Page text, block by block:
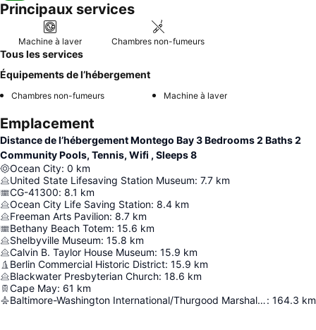
Principaux services
Machine à laver Chambres non-fumeurs
Tous les services
Équipements de l’hébergement
Chambres non-fumeurs Machine à laver
Emplacement
Distance de l’hébergement Montego Bay 3 Bedrooms 2 Baths 2
Community Pools, Tennis, Wifi , Sleeps 8
Ocean City: 0 km
United State Lifesaving Station Museum: 7.7 km
CG-41300: 8.1 km
Ocean City Life Saving Station: 8.4 km
Freeman Arts Pavilion: 8.7 km
Bethany Beach Totem: 15.6 km
Shelbyville Museum: 15.8 km
Calvin B. Taylor House Museum: 15.9 km
Berlin Commercial Historic District: 15.9 km
Blackwater Presbyterian Church: 18.6 km
Cape May: 61 km
Baltimore-Washington International/Thurgood Marshall Airport: 164.3 km